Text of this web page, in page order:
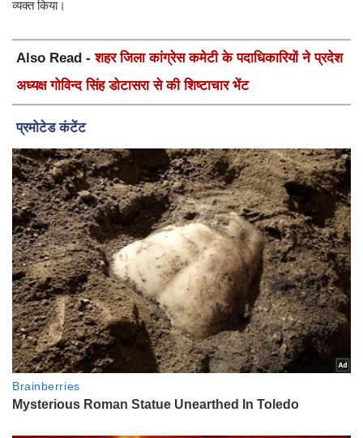
व्यक्त किया।
Also Read -शहर जिला कांग्रेस कमेटी के पदाधिकारियों ने प्रदेश
अध्यक्ष गोविन्द सिंह डोटासरा से की शिष्टाचार भेंट